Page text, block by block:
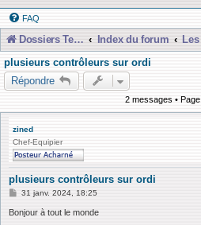
FAQ
Dossiers Techniques Index du forum
plusieurs contrôleurs sur ordi
Répondre
2 messages • Page
zined
Chef-Equipier
plusieurs contrôleurs sur ordi
M
s
31 janv. 2024, 18:25
Bonjour à tout le monde